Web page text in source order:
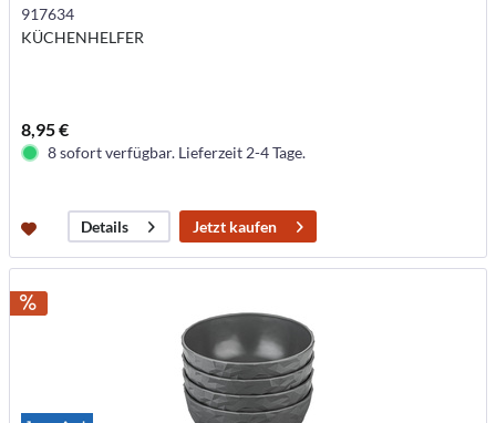
917634
KÜCHENHELFER
8,95 €
8 sofort verfügbar. Lieferzeit 2-4 Tage.
Details Jetzt kaufen